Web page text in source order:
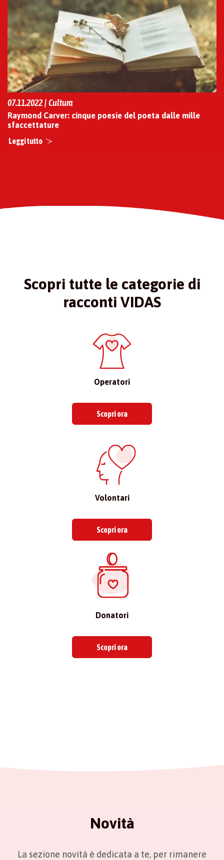
07.11.2022 | Cultura
Raymond Carver: cinque poesie del poeta dalle mille
sfaccettature
Leggi tutto
Scopri tutte le categorie di
racconti VIDAS
Operatori
Scopri ora
Volontari
Scopri ora
Donatori
Scopri ora
Novità
La sezione novità è dedicata a te, per rimanere